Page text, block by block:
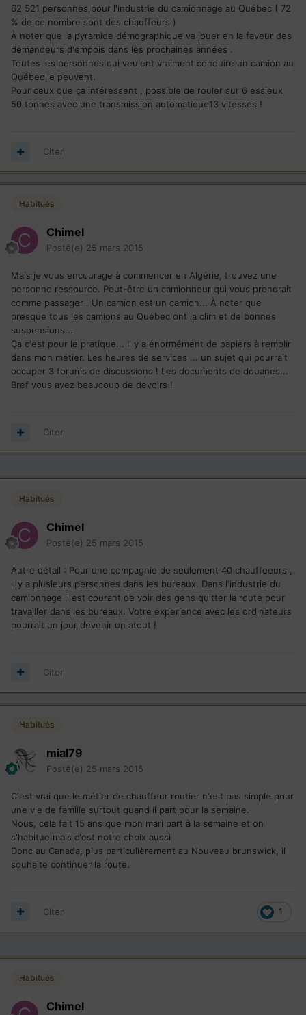
62 521 personnes pour l'industrie du camionnage au Québec ( 72
% de ce nombre sont des chauffeurs )
À noter que la pyramide démographique va jouer en la faveur des
demandeurs d'empois dans les prochaines années .
Toutes les personnes qui veulent vraiment conduire un camion au
Québec le peuvent.
Pour ceux que ça intéressent , possible de rouler sur 6 essieux
50 tonnes avec une transmission automatique13 vitesses !
Citer
Habitués
Chimel
Posté(e) 25 mars 2015
Mais je vous encourage à commencer en Algérie, trouvez une
personne ressource. Peut-être un camionneur qui vous prendrait
comme passager . Un camion est un camion... À noter que
presque tous les camions au Québec ont la clim et de bonnes
suspensions...
Ça c'est pour le pratique... Il y a énormément de papiers à remplir
dans mon métier. Les heures de services ... un sujet qui pourrait
occuper 3 forums de discussions ! Les documents de douanes...
Bref vous avez beaucoup de devoirs !
Citer
Habitués
Chimel
Posté(e) 25 mars 2015
Autre détail : Pour une compagnie de seulement 40 chauffeeurs ,
il y a plusieurs personnes dans les bureaux. Dans l'industrie du
camionnage il est courant de voir des gens quitter la route pour
travailler dans les bureaux. Votre expérience avec les ordinateurs
pourrait un jour devenir un atout !
Citer
Habitués
mial79
Posté(e) 25 mars 2015
C'est vrai que le métier de chauffeur routier n'est pas simple pour
une vie de famille surtout quand il part pour la semaine.
Nous, cela fait 15 ans que mon mari part à la semaine et on
s'habitue mais c'est notre choix aussi
Donc au Canada, plus particulièrement au Nouveau brunswick, il
souhaite continuer la route.
1
Citer
Habitués
Chimel